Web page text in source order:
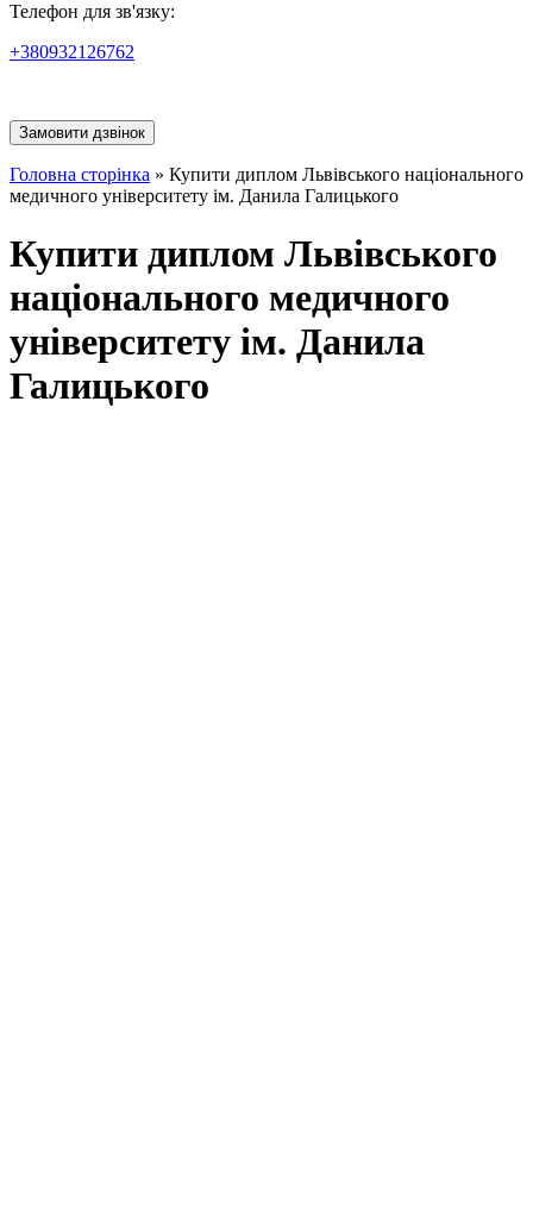
Телефон для зв'язку:
+380932126762
Замовити дзвінок
Головна сторінка » Купити диплом Львівського національного
медичного університету ім. Данила Галицького
Купити диплом Львівського
національного медичного
університету ім. Данила
Галицького